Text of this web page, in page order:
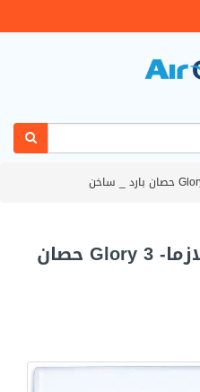
تكييف جرى جلورى بلازما- Glory 3 حصان